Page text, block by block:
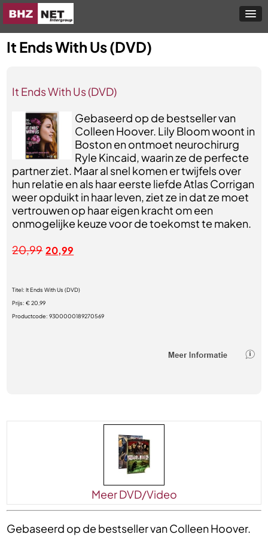
It Ends With Us (DVD)
It Ends With Us (DVD)
Gebaseerd op de bestseller van
Colleen Hoover. Lily Bloom woont in
Boston en ontmoet neurochirurg
Ryle Kincaid, waarin ze de perfecte
partner ziet. Maar al snel komen er twijfels over
hun relatie en als haar eerste liefde Atlas Corrigan
weer opduikt in haar leven, ziet ze in dat ze moet
vertrouwen op haar eigen kracht om een
onmogelijke keuze voor de toekomst te maken.
20,99 20,99
Titel:It Ends With Us (DVD)
Prijs:€ 20,99
Productcode:9300000189270569
Meer DVD/Video
Gebaseerd op de bestseller van Colleen Hoover.